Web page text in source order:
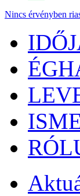
Nincs érvényben